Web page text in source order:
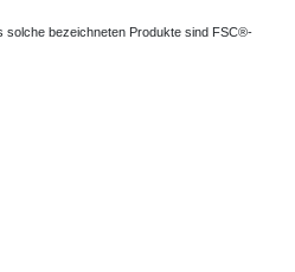
solche bezeichneten Produkte sind FSC®-